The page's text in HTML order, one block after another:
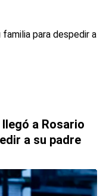
a Rosario
a su padre